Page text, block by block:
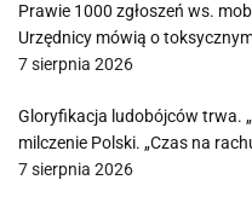
Prawie 1000 zgłoszeń ws.
Urzędnicy mówią o
7 sierpnia 2026
Gloryfikacja ludobójców trwa.
milczenie Polski. „Czas na
7 sierpnia 2026